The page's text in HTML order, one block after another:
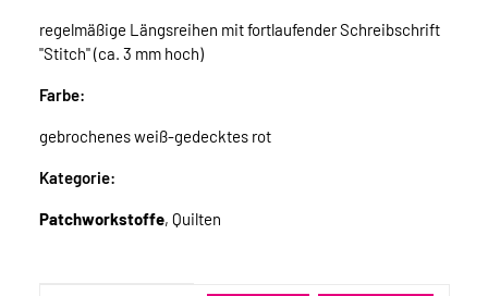
regelmäßige Längsreihen mit fortlaufender Schreibschrift
"Stitch" (ca. 3 mm hoch)
Farbe:
gebrochenes weiß-gedecktes rot
Kategorie:
Patchworkstoffe, Quilten